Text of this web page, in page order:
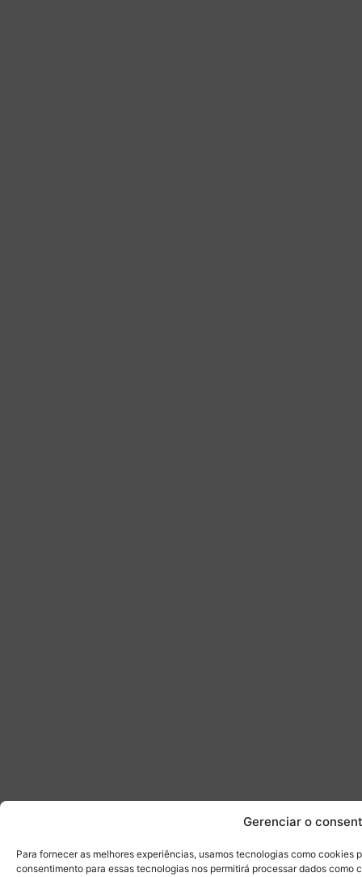
Gerenciar o
Para fornecer as melhores experiências, usamos tecnologias como
consentimento para essas tecnologias nos permitirá processar dados